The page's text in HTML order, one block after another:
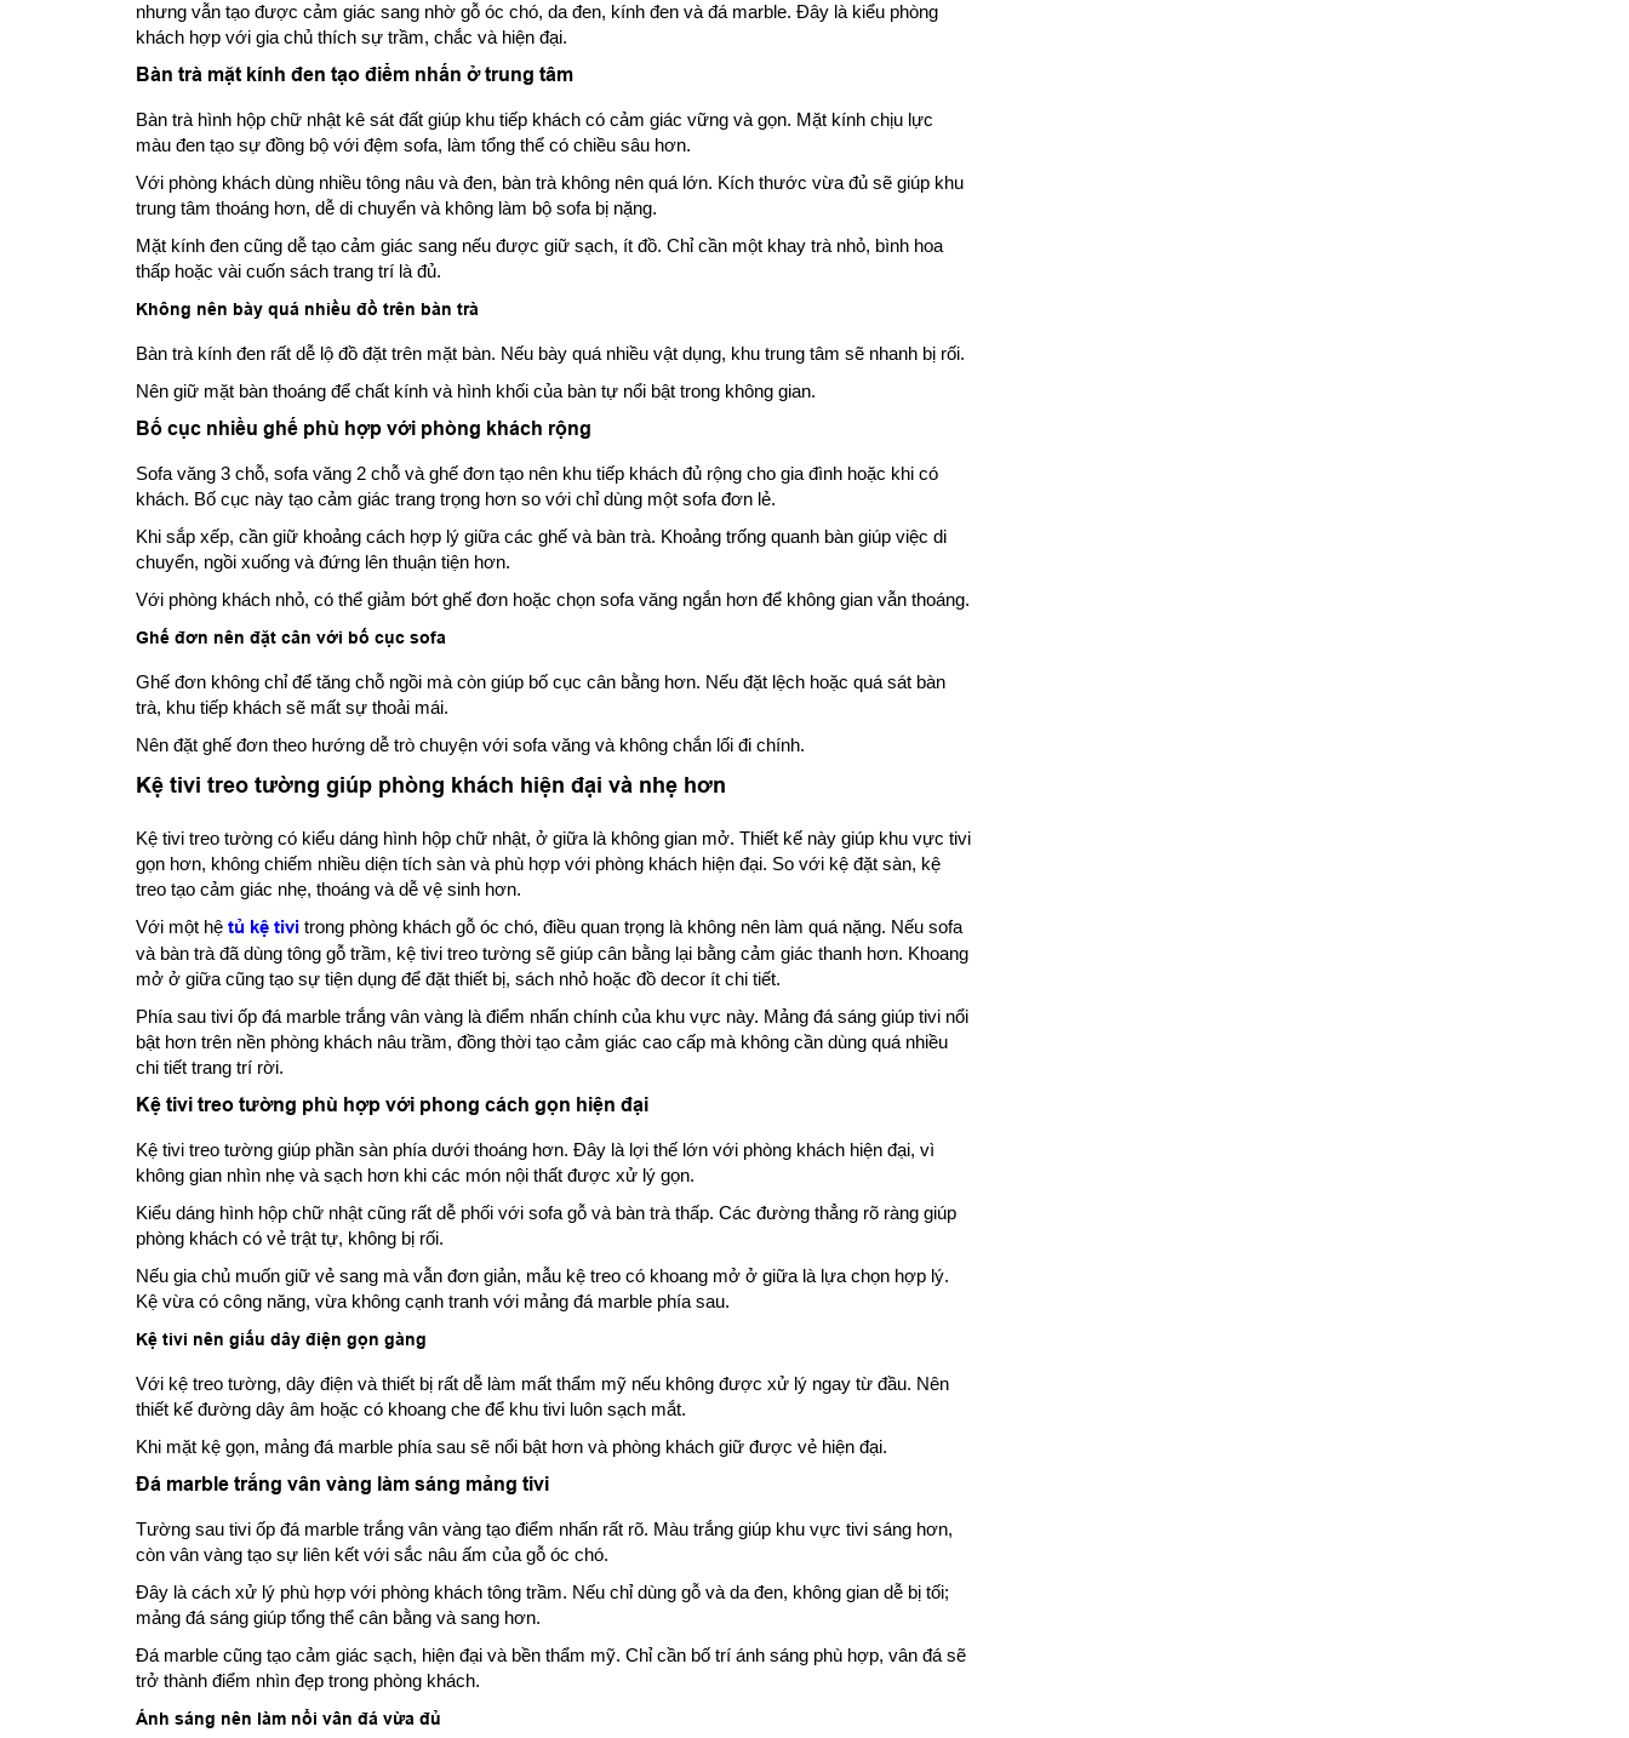
nhưng vẫn tạo được cảm giác sang nhờ gỗ óc chó, da đen, kính đen và đá marble. Đây là kiểu phòng
khách hợp với gia chủ thích sự trầm, chắc và hiện đại.
Bàn trà mặt kính đen tạo điểm nhấn ở trung tâm
Bàn trà hình hộp chữ nhật kê sát đất giúp khu tiếp khách có cảm giác vững và gọn. Mặt kính chịu lực
màu đen tạo sự đồng bộ với đệm sofa, làm tổng thể có chiều sâu hơn.
Với phòng khách dùng nhiều tông nâu và đen, bàn trà không nên quá lớn. Kích thước vừa đủ sẽ giúp khu
trung tâm thoáng hơn, dễ di chuyển và không làm bộ sofa bị nặng.
Mặt kính đen cũng dễ tạo cảm giác sang nếu được giữ sạch, ít đồ. Chỉ cần một khay trà nhỏ, bình hoa
thấp hoặc vài cuốn sách trang trí là đủ.
Không nên bày quá nhiều đồ trên bàn trà
Bàn trà kính đen rất dễ lộ đồ đặt trên mặt bàn. Nếu bày quá nhiều vật dụng, khu trung tâm sẽ nhanh bị rối.
Nên giữ mặt bàn thoáng để chất kính và hình khối của bàn tự nổi bật trong không gian.
Bố cục nhiều ghế phù hợp với phòng khách rộng
Sofa văng 3 chỗ, sofa văng 2 chỗ và ghế đơn tạo nên khu tiếp khách đủ rộng cho gia đình hoặc khi có
khách. Bố cục này tạo cảm giác trang trọng hơn so với chỉ dùng một sofa đơn lẻ.
Khi sắp xếp, cần giữ khoảng cách hợp lý giữa các ghế và bàn trà. Khoảng trống quanh bàn giúp việc di
chuyển, ngồi xuống và đứng lên thuận tiện hơn.
Với phòng khách nhỏ, có thể giảm bớt ghế đơn hoặc chọn sofa văng ngắn hơn để không gian vẫn thoáng.
Ghế đơn nên đặt cân với bố cục sofa
Ghế đơn không chỉ để tăng chỗ ngồi mà còn giúp bố cục cân bằng hơn. Nếu đặt lệch hoặc quá sát bàn
trà, khu tiếp khách sẽ mất sự thoải mái.
Nên đặt ghế đơn theo hướng dễ trò chuyện với sofa văng và không chắn lối đi chính.
Kệ tivi treo tường giúp phòng khách hiện đại và nhẹ hơn
Kệ tivi treo tường có kiểu dáng hình hộp chữ nhật, ở giữa là không gian mở. Thiết kế này giúp khu vực tivi
gọn hơn, không chiếm nhiều diện tích sàn và phù hợp với phòng khách hiện đại. So với kệ đặt sàn, kệ
treo tạo cảm giác nhẹ, thoáng và dễ vệ sinh hơn.
Với một hệ tủ kệ tivi trong phòng khách gỗ óc chó, điều quan trọng là không nên làm quá nặng. Nếu sofa
và bàn trà đã dùng tông gỗ trầm, kệ tivi treo tường sẽ giúp cân bằng lại bằng cảm giác thanh hơn. Khoang
mở ở giữa cũng tạo sự tiện dụng để đặt thiết bị, sách nhỏ hoặc đồ decor ít chi tiết.
Phía sau tivi ốp đá marble trắng vân vàng là điểm nhấn chính của khu vực này. Mảng đá sáng giúp tivi nổi
bật hơn trên nền phòng khách nâu trầm, đồng thời tạo cảm giác cao cấp mà không cần dùng quá nhiều
chi tiết trang trí rời.
Kệ tivi treo tường phù hợp với phong cách gọn hiện đại
Kệ tivi treo tường giúp phần sàn phía dưới thoáng hơn. Đây là lợi thế lớn với phòng khách hiện đại, vì
không gian nhìn nhẹ và sạch hơn khi các món nội thất được xử lý gọn.
Kiểu dáng hình hộp chữ nhật cũng rất dễ phối với sofa gỗ và bàn trà thấp. Các đường thẳng rõ ràng giúp
phòng khách có vẻ trật tự, không bị rối.
Nếu gia chủ muốn giữ vẻ sang mà vẫn đơn giản, mẫu kệ treo có khoang mở ở giữa là lựa chọn hợp lý.
Kệ vừa có công năng, vừa không cạnh tranh với mảng đá marble phía sau.
Kệ tivi nên giấu dây điện gọn gàng
Với kệ treo tường, dây điện và thiết bị rất dễ làm mất thẩm mỹ nếu không được xử lý ngay từ đầu. Nên
thiết kế đường dây âm hoặc có khoang che để khu tivi luôn sạch mắt.
Khi mặt kệ gọn, mảng đá marble phía sau sẽ nổi bật hơn và phòng khách giữ được vẻ hiện đại.
Đá marble trắng vân vàng làm sáng mảng tivi
Tường sau tivi ốp đá marble trắng vân vàng tạo điểm nhấn rất rõ. Màu trắng giúp khu vực tivi sáng hơn,
còn vân vàng tạo sự liên kết với sắc nâu ấm của gỗ óc chó.
Đây là cách xử lý phù hợp với phòng khách tông trầm. Nếu chỉ dùng gỗ và da đen, không gian dễ bị tối;
mảng đá sáng giúp tổng thể cân bằng và sang hơn.
Đá marble cũng tạo cảm giác sạch, hiện đại và bền thẩm mỹ. Chỉ cần bố trí ánh sáng phù hợp, vân đá sẽ
trở thành điểm nhìn đẹp trong phòng khách.
Ánh sáng nên làm nổi vân đá vừa đủ